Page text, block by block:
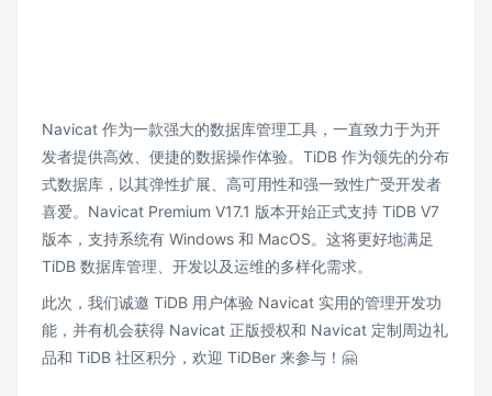
Navicat 作为一款强大的数据库管理工具，一直致力于为开
发者提供高效、便捷的数据操作体验。TiDB 作为领先的分布
式数据库，以其弹性扩展、高可用性和强一致性广受开发者
喜爱。Navicat Premium V17.1 版本开始正式支持 TiDB V7
版本，支持系统有 Windows 和 MacOS。这将更好地满足
TiDB 数据库管理、开发以及运维的多样化需求。
此次，我们诚邀 TiDB 用户体验 Navicat 实用的管理开发功
能，并有机会获得 Navicat 正版授权和 Navicat 定制周边礼
品和 TiDB 社区积分，欢迎 TiDBer 来参与！🤗